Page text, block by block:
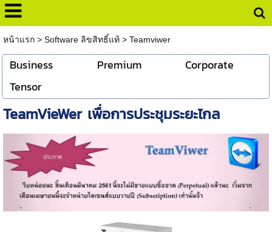
หน้าแรก > Software ลิขสิทธิ์แท้> Teamviwer
Business Premium
Corporate
Tensor
TeamVieWer เพื่อการประชุมระยะไกล